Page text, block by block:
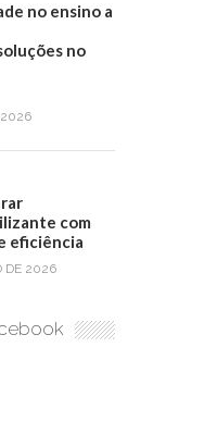
no ensino a
no
2026
com
eficiência
DE 2026